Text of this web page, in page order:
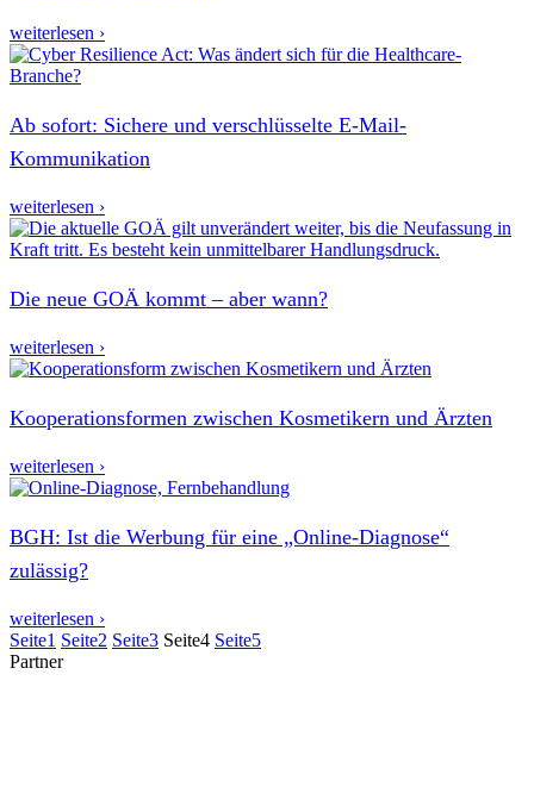
weiterlesen ›
Ab sofort: Sichere und verschlüsselte E-Mail-
Kommunikation
weiterlesen ›
Die neue GOÄ kommt – aber wann?
weiterlesen ›
Kooperationsformen zwischen Kosmetikern und Ärzten
weiterlesen ›
BGH: Ist die Werbung für eine „Online-Diagnose“
zulässig?
weiterlesen ›
Seite1 Seite2 Seite3 Seite4 Seite5
Partner